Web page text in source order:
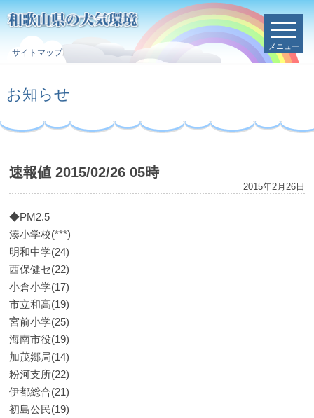
サイトマップ
メニュー
お知らせ
速報値 2015/02/26 05時
2015年2月26日
◆PM2.5
湊小学校(***)
明和中学(24)
西保健セ(22)
小倉小学(17)
市立和高(19)
宮前小学(25)
海南市役(19)
加茂郷局(14)
粉河支所(22)
伊都総合(21)
初島公民(19)